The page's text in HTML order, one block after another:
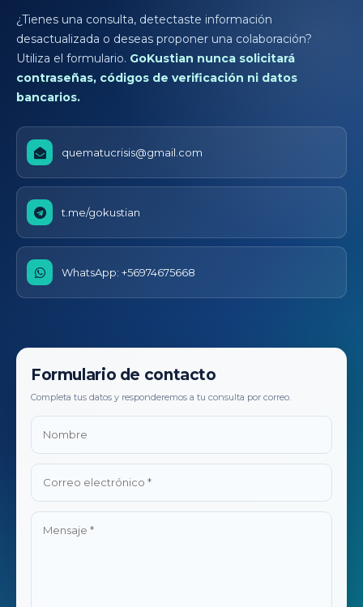
¿Tienes una consulta, detectaste información
desactualizada o deseas proponer una colaboración?
Utiliza el formulario. GoKustian nunca solicitará
contraseñas, códigos de verificación ni datos
bancarios.
quematucrisis@gmail.com
t.me/gokustian
WhatsApp: +56974675668
Formulario de contacto